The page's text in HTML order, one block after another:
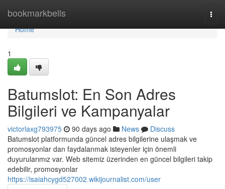
bookmarkbells
Home
Home
1
Batumslot: En Son Adres
Bilgileri ve Kampanyalar
victorlaxg793975 90 days ago News
Discuss
Batumslot platformunda güncel adres bilgilerine ulaşmak ve
promosyonlar dan faydalanmak isteyenler için önemli
duyurularımız var. Web sitemiz üzerinden en güncel bilgileri takip
edebilir, promosyonlar
https://isaiahcygd527002.wikijournalist.com/user